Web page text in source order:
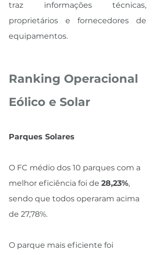
traz informações técnicas,
proprietários e fornecedores de
equipamentos.
Ranking Operacional
Eólico e Solar
Parques Solares
O FC médio dos 10 parques com a
melhor eficiência foi de 28,23%,
sendo que todos operaram acima
de 27,78%.
O parque mais eficiente foi